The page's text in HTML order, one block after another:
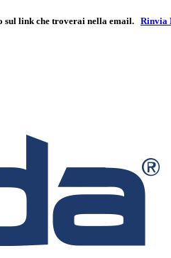
sul link che troverai nella email. Rinvia